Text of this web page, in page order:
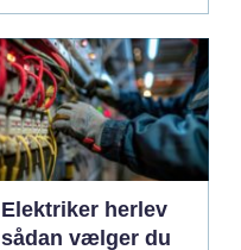
Elektriker herlev
sådan vælger du